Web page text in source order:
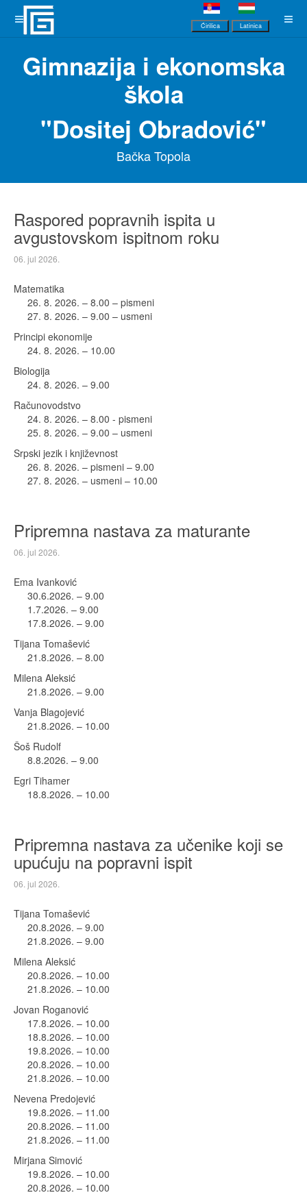
Ćirilica Latinica
Gimnazija i ekonomska
škola
"Dositej Obradović"
Bačka Topola
Raspored popravnih ispita u
avgustovskom ispitnom roku
06. jul 2026.
Matematika
26. 8. 2026. – 8.00 – pismeni
27. 8. 2026. – 9.00 – usmeni
Principi ekonomije
24. 8. 2026. – 10.00
Biologija
24. 8. 2026. – 9.00
Računovodstvo
24. 8. 2026. – 8.00 - pismeni
25. 8. 2026. – 9.00 – usmeni
Srpski jezik i književnost
26. 8. 2026. – pismeni – 9.00
27. 8. 2026. – usmeni – 10.00
Pripremna nastava za maturante
06. jul 2026.
Ema Ivanković
30.6.2026. – 9.00
1.7.2026. – 9.00
17.8.2026. – 9.00
Tijana Tomašević
21.8.2026. – 8.00
Milena Aleksić
21.8.2026. – 9.00
Vanja Blagojević
21.8.2026. – 10.00
Šoš Rudolf
8.8.2026. – 9.00
Egri Tihamer
18.8.2026. – 10.00
Pripremna nastava za učenike koji se
upućuju na popravni ispit
06. jul 2026.
Tijana Tomašević
20.8.2026. – 9.00
21.8.2026. – 9.00
Milena Aleksić
20.8.2026. – 10.00
21.8.2026. – 10.00
Jovan Roganović
17.8.2026. – 10.00
18.8.2026. – 10.00
19.8.2026. – 10.00
20.8.2026. – 10.00
21.8.2026. – 10.00
Nevena Predojević
19.8.2026. – 11.00
20.8.2026. – 11.00
21.8.2026. – 11.00
Mirjana Simović
19.8.2026. – 10.00
20.8.2026. – 10.00